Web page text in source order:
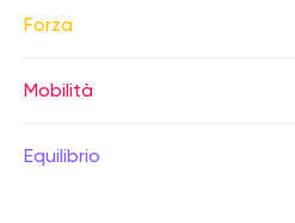
Forza
Mobilità
Equilibrio